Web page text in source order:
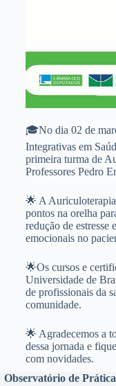
🎓No dia 02 de
Integrativas em
primeira turma de
Professores Pedro
🌟 A
pontos na orelha
redução de estresse
emocionais no
🌟Os cursos e
Universidade de
de profissionais da
comunidade.
🌟 Agradecemos a
dessa jornada e
com novidades.
Observatório de